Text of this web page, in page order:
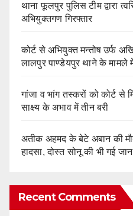
थाना फूलपुर पुलिस टीम द्वारा
अभियुक्तगण गिरफ्तार
कोर्ट से अभियुक्त मन्तोष उर्फ
लालपुर पाण्डेयपुर थाने के मामले
गांजा व भांग तस्करों को कोर्ट से
साक्ष्य के अभाव में तीन बरी
अतीक अहमद के बेटे अबान की
हादसा, दोस्त सोनू की भी गई जान
Recent Comments